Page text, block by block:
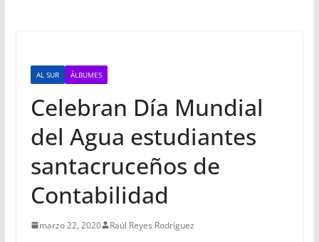
AL SUR ÁLBUMES
Celebran Día Mundial
del Agua estudiantes
santacruceños de
Contabilidad
marzo 22, 2020 Raúl Reyes Rodríguez